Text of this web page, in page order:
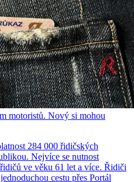
motoristů. Nový si mohou
284 000 řidičských
Nejvíce se nutnost
ve věku 61 let a více. Řidiči
cestu přes Portál